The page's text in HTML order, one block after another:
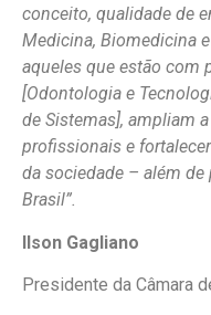
conceito, qualidade de
Medicina, Biomedicina
aqueles que estão com
[Odontologia e
de Sistemas], ampliam
profissionais e
da sociedade – além
Brasil”.
Ilson Gagliano
Presidente da Câmara